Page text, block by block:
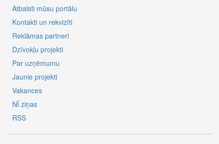
Atbalsti mūsu portālu
Kontakti un rekvizīti
Reklāmas partneri
Dzīvokļu projekti
Par uzņēmumu
Jaunie projekti
Vakances
NĪ ziņas
RSS